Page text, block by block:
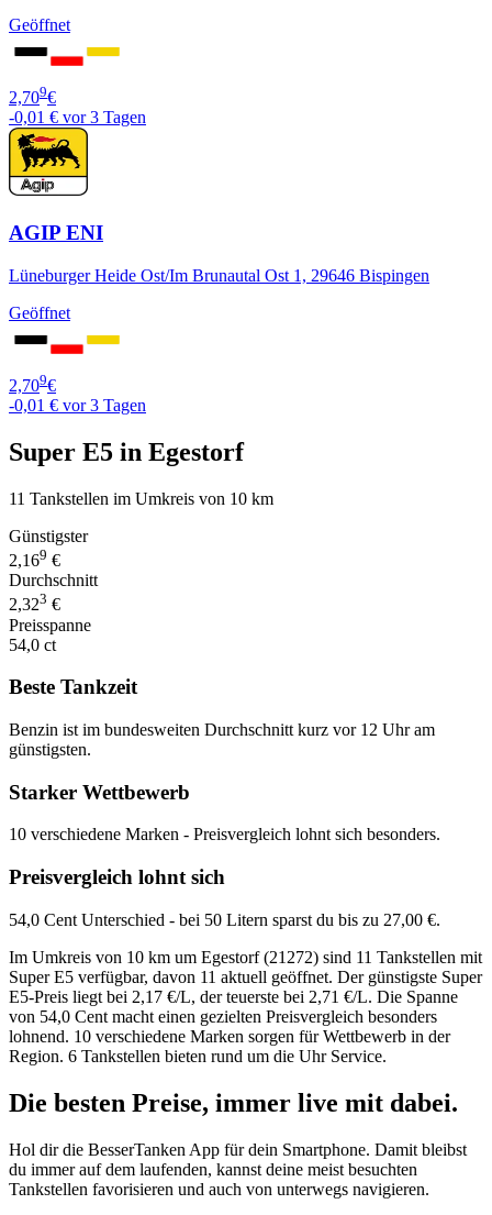
Geöffnet
2,709€
-0,01 € vor 3 Tagen
AGIP ENI
Lüneburger Heide Ost/Im Brunautal Ost 1, 29646 Bispingen
Geöffnet
2,709€
-0,01 € vor 3 Tagen
Super E5 in Egestorf
11 Tankstellen im Umkreis von 10 km
Günstigster
2,169 €
Durchschnitt
2,323 €
Preisspanne
54,0 ct
Beste Tankzeit
Benzin ist im bundesweiten Durchschnitt kurz vor 12 Uhr am
günstigsten.
Starker Wettbewerb
10 verschiedene Marken - Preisvergleich lohnt sich besonders.
Preisvergleich lohnt sich
54,0 Cent Unterschied - bei 50 Litern sparst du bis zu 27,00 €.
Im Umkreis von 10 km um Egestorf (21272) sind 11 Tankstellen mit
Super E5 verfügbar, davon 11 aktuell geöffnet. Der günstigste Super
E5-Preis liegt bei 2,17 €/L, der teuerste bei 2,71 €/L. Die Spanne
von 54,0 Cent macht einen gezielten Preisvergleich besonders
lohnend. 10 verschiedene Marken sorgen für Wettbewerb in der
Region. 6 Tankstellen bieten rund um die Uhr Service.
Die besten Preise, immer live mit dabei.
Hol dir die BesserTanken App für dein Smartphone. Damit bleibst
du immer auf dem laufenden, kannst deine meist besuchten
Tankstellen favorisieren und auch von unterwegs navigieren.